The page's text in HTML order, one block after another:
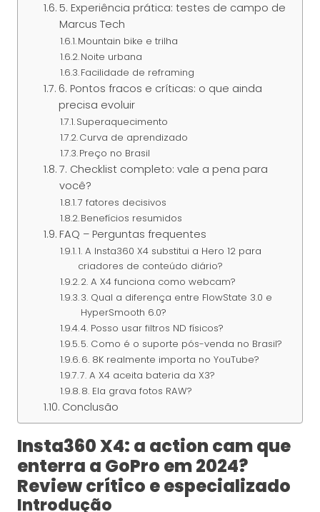
5. Experiência prática: testes de campo de
Marcus Tech
Mountain bike e trilha
Noite urbana
Facilidade de reframing
6. Pontos fracos e críticas: o que ainda
precisa evoluir
Superaquecimento
Curva de aprendizado
Preço no Brasil
7. Checklist completo: vale a pena para
você?
7 fatores decisivos
Benefícios resumidos
FAQ – Perguntas frequentes
1. A Insta360 X4 substitui a Hero 12 para
criadores de conteúdo diário?
2. A X4 funciona como webcam?
3. Qual a diferença entre FlowState 3.0 e
HyperSmooth 6.0?
4. Posso usar filtros ND físicos?
5. Como é o suporte pós-venda no Brasil?
6. 8K realmente importa no YouTube?
7. A X4 aceita bateria da X3?
8. Ela grava fotos RAW?
Conclusão
Insta360 X4: a action cam que
enterra a GoPro em 2024?
Review crítico e especializado
Introdução